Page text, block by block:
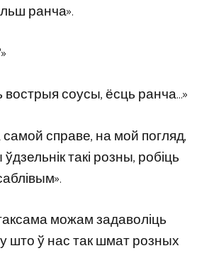
ранча».
вострыя соусы, ёсць ранча…»
справе, на мой погляд,
такі розны, робіць
можам задаволіць
што ў нас так шмат розных